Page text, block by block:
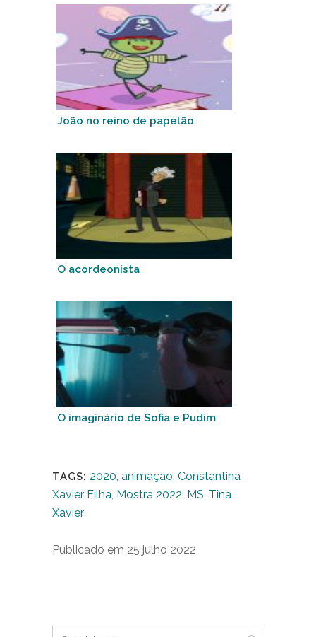
João no reino de papelão
O acordeonista
O imaginário de Sofia e Pudim
TAGS: 2020 animação Constantina
Xavier Filha Mostra 2022 MS Tina
Xavier
Publicado em 25 julho 2022